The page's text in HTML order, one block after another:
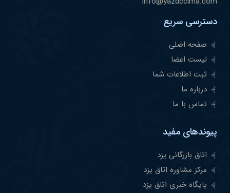
دسترسی سریع
صفحه اصلی
لیست اعضا
ثبت اطلاعات شما
درباره ما
تماس با ما
پیوندهای مفید
اتاق بازرگانی یزد
مرکز مشاوره اتاق یزد
پایگاه خبری اتاق یزد